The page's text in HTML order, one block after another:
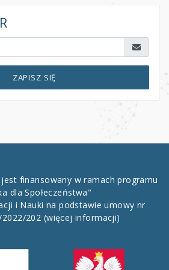
ZAPISZ SIĘ
finansowany w ramach programu
dla Społeczeństwa"
i Nauki na podstawie umowy nr
202 (więcej informacji)